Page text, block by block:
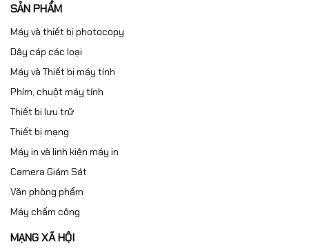
SẢN PHẨM
Máy và thiết bị photocopy
Dây cáp các loại
Máy và Thiết bị máy tính
Phím, chuột máy tính
Thiết bi lưu trữ
Thiết bị mạng
Máy in và linh kiện máy in
Camera Giám Sát
Văn phòng phẩm
Máy chấm công
MẠNG XÃ HỘI